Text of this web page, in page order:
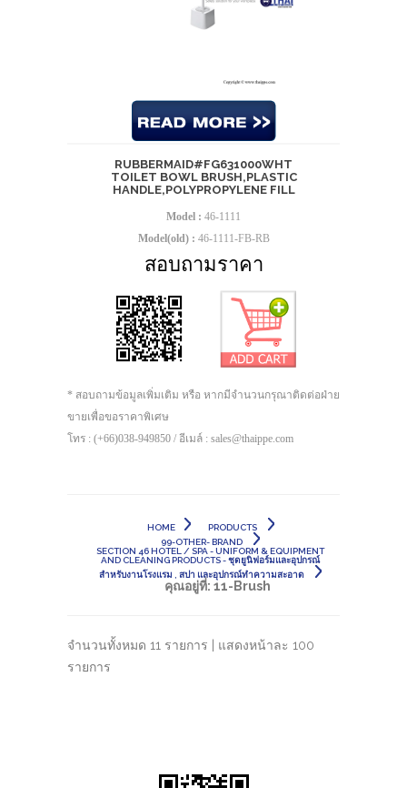
RUBBERMAID#FG631000WHT
TOILET BOWL BRUSH,PLASTIC
HANDLE,POLYPROPYLENE FILL
Model : 46-1111
Model(old) : 46-1111-FB-RB
สอบถามราคา
* สอบถามข้อมูลเพิ่มเติม หรือ หากมีจำนวนกรุณาติดต่อฝ่าย
ขายเพื่อขอราคาพิเศษ
โทร : (+66)038-949850 / อีเมล์ : sales@thaippe.com
HOME
PRODUCTS
99-OTHER- BRAND
SECTION 46 HOTEL / SPA - UNIFORM & EQUIPMENT
AND CLEANING PRODUCTS - ชุดยูนิฟอร์มและอุปกรณ์
สำหรับงานโรงแรม , สปา และอุปกรณ์ทำความสะอาด
คุณอยู่ที่: 11-Brush
จำนวนทั้งหมด 11 รายการ | แสดงหน้าละ 100
รายการ